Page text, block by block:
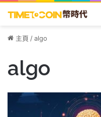
主頁 /algo
algo